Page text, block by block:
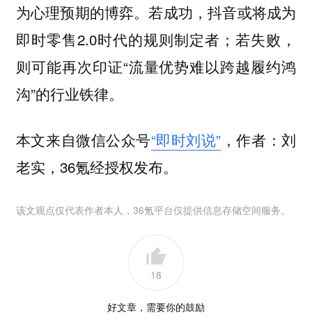
为心理预期的博弈。若成功，抖音或将成为
即时零售2.0时代的规则制定者；若失败，
则可能再次印证“流量优势难以跨越履约鸿
沟”的行业铁律。
本文来自微信公众号“即时刘说” ，作者：刘
老实，36氪经授权发布。
该文观点仅代表作者本人，36氪平台仅提供信息存储空间服务。
18
好文章，需要你的鼓励